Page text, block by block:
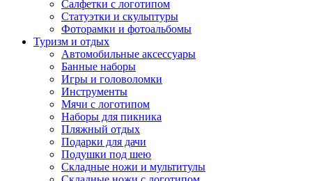
Салфетки с логотипом
Статуэтки и скульптуры
Фоторамки и фотоальбомы
Туризм и отдых
Автомобильные аксессуары
Банные наборы
Игры и головоломки
Инструменты
Мячи с логотипом
Наборы для пикника
Пляжный отдых
Подарки для дачи
Подушки под шею
Складные ножи и мультитулы